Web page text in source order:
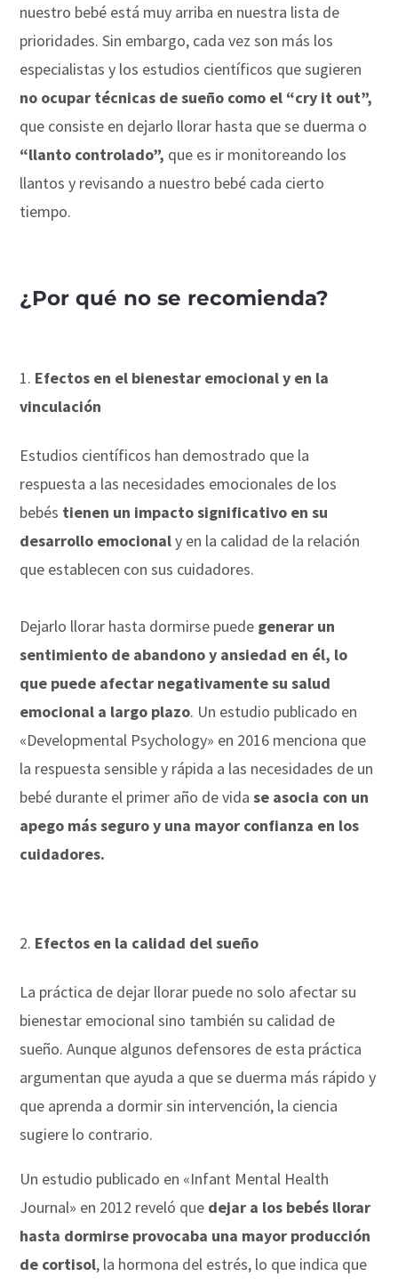
nuestro bebé está muy arriba en nuestra lista de
prioridades. Sin embargo, cada vez son más los
especialistas y los estudios científicos que sugieren
no ocupar técnicas de sueño como el “cry it out”,
que consiste en dejarlo llorar hasta que se duerma o
“llanto controlado”, que es ir monitoreando los
llantos y revisando a nuestro bebé cada cierto
tiempo.
¿Por qué no se recomienda?
Efectos en el bienestar emocional y en la
vinculación
Estudios científicos han demostrado que la
respuesta a las necesidades emocionales de los
bebés tienen un impacto significativo en su
desarrollo emocionaly en la calidad de la relación
que establecen con sus cuidadores.
Dejarlo llorar hasta dormirse puede generar un
sentimiento de abandono y ansiedad en él, lo
que puede afectar negativamente su salud
emocional a largo plazo. Un estudio publicado en
«Developmental Psychology» en 2016 menciona que
la respuesta sensible y rápida a las necesidades de un
bebé durante el primer año de vidase asocia con un
apego más seguro y una mayor confianza en los
cuidadores.
Efectos en la calidad del sueño
La práctica de dejar llorar puede no solo afectar su
bienestar emocional sino también su calidad de
sueño. Aunque algunos defensores de esta práctica
argumentan que ayuda a que se duerma más rápido y
que aprenda a dormir sin intervención, la ciencia
sugiere lo contrario.
Un estudio publicado en «Infant Mental Health
Journal» en 2012 reveló que dejar a los bebés llorar
hasta dormirse provocaba una mayor producción
de cortisol, la hormona del estrés, lo que indica que